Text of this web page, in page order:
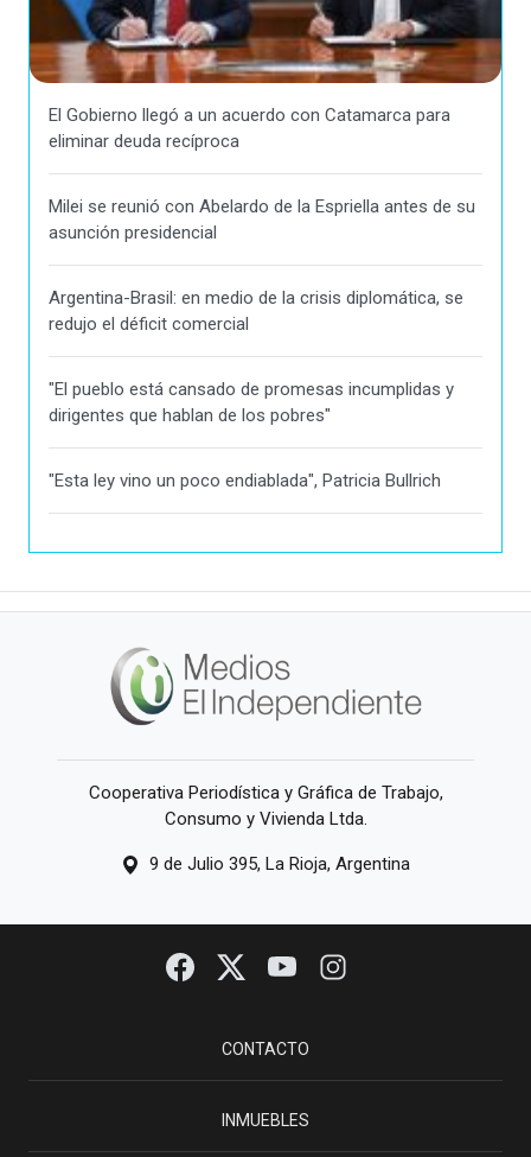
El Gobierno llegó a un acuerdo con Catamarca para
eliminar deuda recíproca
Milei se reunió con Abelardo de la Espriella antes de su
asunción presidencial
Argentina-Brasil: en medio de la crisis diplomática, se
redujo el déficit comercial
"El pueblo está cansado de promesas incumplidas y
dirigentes que hablan de los pobres"
"Esta ley vino un poco endiablada", Patricia Bullrich
Cooperativa Periodística y Gráfica de Trabajo,
Consumo y Vivienda Ltda.
9 de Julio 395, La Rioja, Argentina
CONTACTO
INMUEBLES